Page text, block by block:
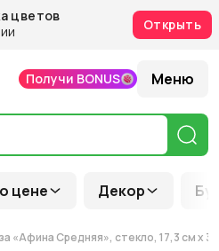
цветов
Открыть
цене Декор
Получи BONUS Меню
«Афина Средняя», стекло, 17,3 см x